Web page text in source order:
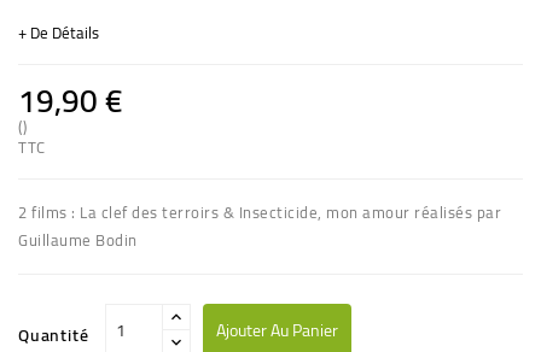
+ De Détails
19,90 €
()
TTC
2 films : La clef des terroirs & Insecticide, mon amour réalisés par
Guillaume Bodin
Quantité Ajouter Au Panier